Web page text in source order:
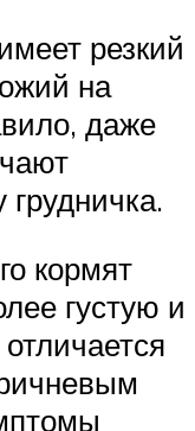
резкий
на
даже
кормят
густую и